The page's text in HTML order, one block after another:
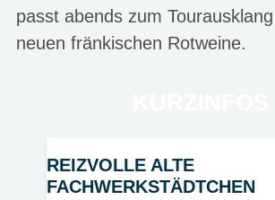
passt abends zum
neuen fränkischen Rotweine.
REIZVOLLE ALTE
FACHWERKSTÄDTCHEN